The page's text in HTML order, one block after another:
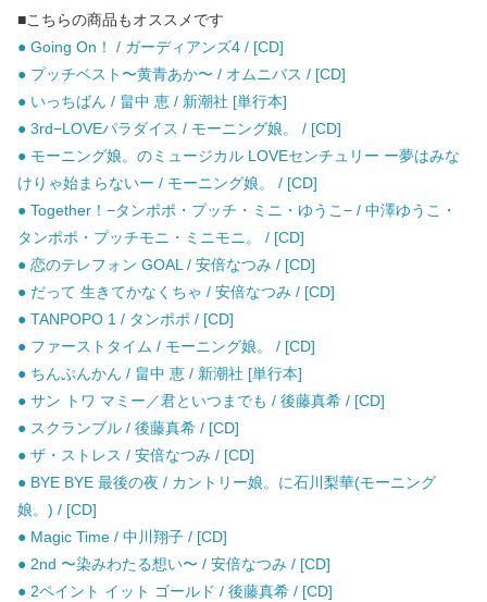
■こちらの商品もオススメです
● Going On！ / ガーディアンズ4 / [CD]
● プッチベスト〜黄青あか〜 / オムニバス / [CD]
● いっちばん / 畠中 恵 / 新潮社 [単行本]
● 3rd−LOVEパラダイス / モーニング娘。 / [CD]
● モーニング娘。のミュージカル LOVEセンチュリー ー夢はみな
けりゃ始まらないー / モーニング娘。 / [CD]
● Together！−タンポポ・プッチ・ミニ・ゆうこ− / 中澤ゆうこ・
タンポポ・プッチモニ・ミニモニ。 / [CD]
● 恋のテレフォン GOAL / 安倍なつみ / [CD]
● だって 生きてかなくちゃ / 安倍なつみ / [CD]
● TANPOPO 1 / タンポポ / [CD]
● ファーストタイム / モーニング娘。 / [CD]
● ちんぷんかん / 畠中 恵 / 新潮社 [単行本]
● サン トワ マミー／君といつまでも / 後藤真希 / [CD]
● スクランブル / 後藤真希 / [CD]
● ザ・ストレス / 安倍なつみ / [CD]
● BYE BYE 最後の夜 / カントリー娘。に石川梨華(モーニング
娘。) / [CD]
● Magic Time / 中川翔子 / [CD]
● 2nd 〜染みわたる想い〜 / 安倍なつみ / [CD]
● 2ペイント イット ゴールド / 後藤真希 / [CD]